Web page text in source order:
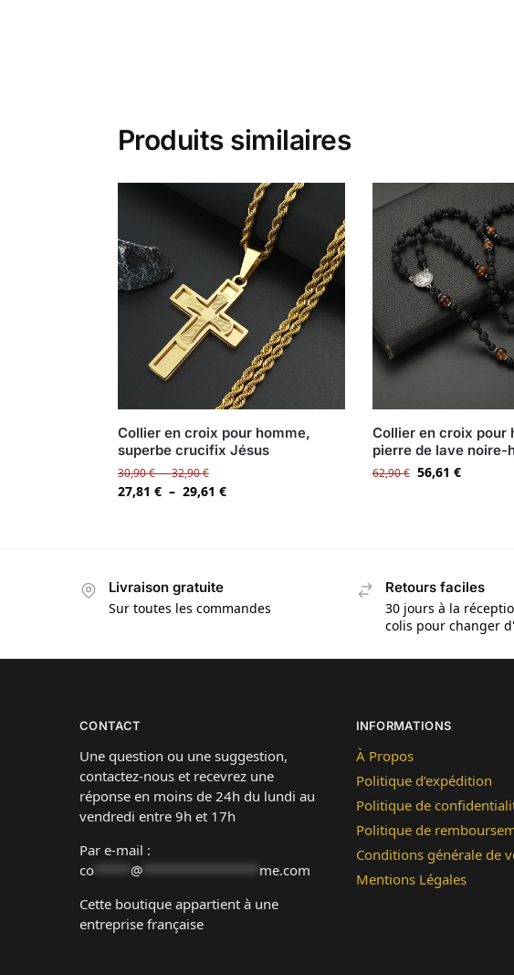
Produits similaires
Collier en croix pour homme,
superbe crucifix Jésus
30,90€–32,90€
27,81 € – 29,61 €
Collier en croix pour
pierre de lave noire-
62,90€ 56,61 €
Livraison gratuite
Sur toutes les commandes
Retours faciles
30 jours à la
colis pour changer
CONTACT
Une question ou une suggestion,
contactez-nous et recevrez une
réponse en moins de 24h du lundi au
vendredi entre 9h et 17h
Par e-mail :
co
@
me.com
Cette boutique appartient à une
entreprise française
INFORMATIONS
À Propos
Politique d’expédition
Politique de
Politique de
Conditions générale de
Mentions Légales